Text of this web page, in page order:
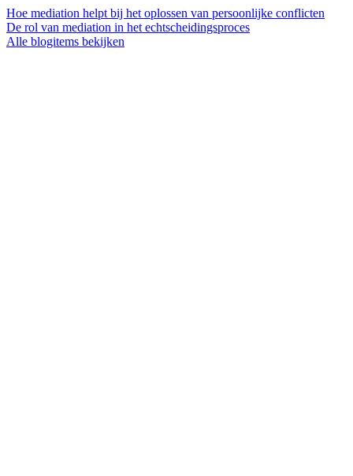
Hoe mediation helpt bij het oplossen van persoonlijke conflicten
De rol van mediation in het echtscheidingsproces
Alle blogitems bekijken